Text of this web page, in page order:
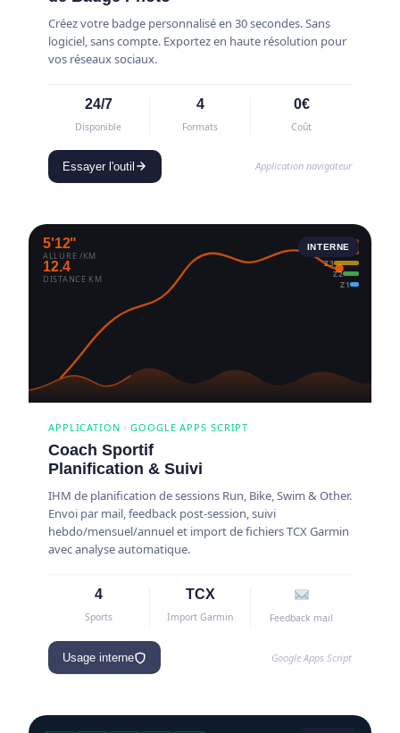
Créez votre badge personnalisé en 30 secondes. Sans
logiciel, sans compte. Exportez en haute résolution pour
vos réseaux sociaux.
24/7
Disponible
4
Formats
0€
Coût
Essayer l'outil Application navigateur
5'12"
ALLURE /KM
12.4
DISTANCE KM
Z4
Z3
Z2
Z1
INTERNE
APPLICATION · GOOGLE APPS SCRIPT
Coach Sportif
Planification & Suivi
IHM de planification de sessions Run, Bike, Swim & Other.
Envoi par mail, feedback post-session, suivi
hebdo/mensuel/annuel et import de fichiers TCX Garmin
avec analyse automatique.
4
Sports
TCX
Import Garmin Feedback mail
Usage interne Google Apps Script